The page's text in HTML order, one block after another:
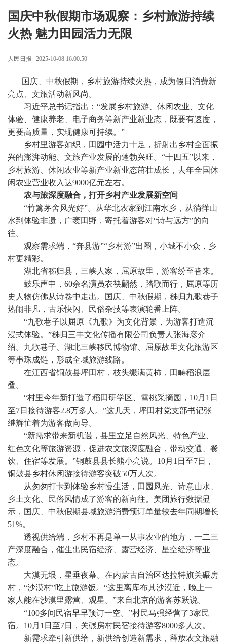
国庆中秋假期市场观察：乡村旅游持续
火热 魅力田园活力无限
人民日报 2025-10-08 16:00:50
国庆、中秋假期，乡村旅游持续火热，成为假日消费新
亮点、文旅活动新风尚。
习近平总书记指出：“发展乡村旅游、休闲农业、文化
体验、健康养老、电子商务等新产业新业态，既要有速度，
更要高质量，实现健康可持续。”
乡村里游客如织，田园中活力十足，折射出乡村全面振
兴的澎湃动能、文旅产业发展的蓬勃兴旺。“十四五”以来，
乡村旅游、休闲农业等新产业新业态茁壮成长，去年全国休
闲农业营业收入达9000亿元左右。
农与旅深度融合，打开乡村产业发展新空间
“竹篱茅舍风光好”。从华北农家到江南水乡，从徜徉山
水到体验非遗，广袤田野，寄托着游客对“诗与远方”的向
往。
观察需求端，“奔县游”“乡村游”出圈，小城不小众，乡
村更精彩。
湖北省秭归县，三峡人家，屈原故里，游客纷至沓来。
鼓乐声中，60余名演员衣袂翩然，踏歌而行，屈原等历
史人物仿佛从诗卷中走出。国庆、中秋假期，秭归九歌巷子
热闹非凡，古乐快闪、民俗杂技等表演轮番上阵。
“九歌巷子以屈原《九歌》为文化背景，为游客打造沉
浸式体验。”秭归三丰文化传播有限公司负责人张海彦介
绍。九歌巷子、湖北三峡移民博物馆、屈原故里文化旅游区
等串珠成链，形成全域旅游线路。
在江西省铜鼓县坪田村，枝头缀满黄柿，田畴稻浪层
叠。
“村里今年新打造了稻田研学区、雪桃采摘园，10月1日
至7日接待游客2.8万多人。”这几天，坪田村党支部书记张
继辉忙着为游客做向导。
“新需求带来新机遇，县里立足自然风光、特色产业、
红色文化等旅游资源，促进农文旅深度融合，带动交通、餐
饮、住宿等发展。”铜鼓县县长熊小亮说。10月1日至7日，
铜鼓县乡村休闲游接待游客突破50万人次。
从匆匆打卡到体验乡村慢生活，田园风光、诗意山水、
乡土文化、民俗风情成了游客的新向往。美团旅行数据显
示，国庆、中秋假期县域旅游消费预订单量较去年同期增长
51%。
透视供给端，乡村不再是单一从事农业的地方，一二三
产深度融合，催生出民宿经济、露营经济、星空经济等业
态。
大漠无垠，星垂夜幕。在内蒙古自治区达拉特旗关碾房
村，“沙漠村”吃上旅游饭。“这里离库布其沙漠近，晚上一
家人能在沙漠里露营、观星。”来自北京的游客苏跃说。
“100多间民宿早早预订一空。”村民马强经营了3家民
宿。10月1日至7日，关碾房村民宿接待游客8000多人次。
新需求牵引新供给，新供给创造新需求，释放农文旅融